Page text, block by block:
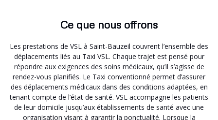
Ce que nous offrons
Les prestations de VSL à Saint-Bauzeil couvrent l’ensemble des
déplacements liés au Taxi VSL. Chaque trajet est pensé pour
répondre aux exigences des soins médicaux, qu’il s’agisse de
rendez-vous planifiés. Le Taxi conventionné permet d’assurer
des déplacements médicaux dans des conditions adaptées, en
tenant compte de l’état de santé. VSL accompagne les patients
de leur domicile jusqu’aux établissements de santé avec une
organisation visant à garantir la ponctualité. Lorsque la